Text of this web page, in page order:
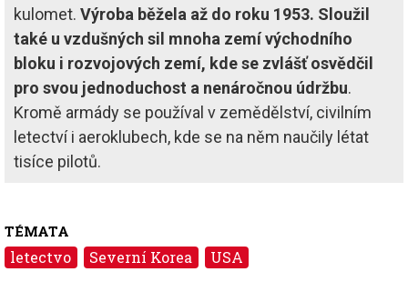
kulomet. Výroba běžela až do roku 1953. Sloužil
také u vzdušných sil mnoha zemí východního
bloku i rozvojových zemí, kde se zvlášť osvědčil
pro svou jednoduchost a nenáročnou údržbu.
Kromě armády se používal v zemědělství, civilním
letectví i aeroklubech, kde se na něm naučily létat
tisíce pilotů.
TÉMATA
letectvo Severní Korea USA